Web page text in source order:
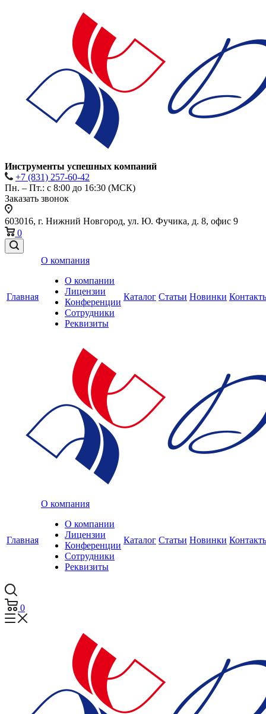
Инструменты успешных компаний
+7 (831) 257-60-42
Пн. – Пт.: с 8:00 до 16:30 (МСК)
Заказать звонок
603016, г. Нижний Новгород, ул. Ю. Фучика, д. 8, офис 9
0
Главная
О компания
О компании
Лицензии
Конференции
Сотрудники
Реквизиты
Каталог Статьи Новинки
Главная
О компания
О компании
Лицензии
Конференции
Сотрудники
Реквизиты
Каталог Статьи Новинки
0